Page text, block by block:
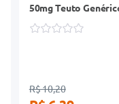
50mg Teuto
Caixa 30
R$ 10,20